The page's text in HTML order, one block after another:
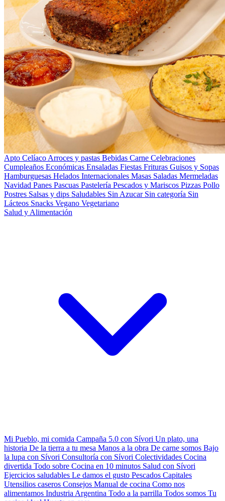
Apto Celíaco Arroces y pastas Bebidas Carne Celebraciones
Cumpleaños Económicas Ensaladas Fiestas Frituras Guisos y Sopas
Hamburguesas Helados Internacionales Masas Saladas Mermeladas
Navidad Panes Pascuas Pastelería Pescados y Mariscos Pizzas Pollo
Postres Salsas y dips Saludables Sin Azucar Sin categoría Sin
Lácteos Snacks Vegano Vegetariano
Salud y Alimentación
Mi Pueblo, mi comida Campaña 5.0 con Sívori Un plato, una
historia De la tierra a tu mesa Manos a la obra De carne somos Bajo
la lupa con Sívori Consultoría con Sívori Colectividades Cocina
divertida Todo sobre Cocina en 10 minutos Salud con Sívori
Ejercicios saludables Le damos el gusto Pescados Capitales
Utensilios caseros Consejos Manual de cocina Como nos
alimentamos Industria Argentina Todo a la parrilla Todos somos Tu